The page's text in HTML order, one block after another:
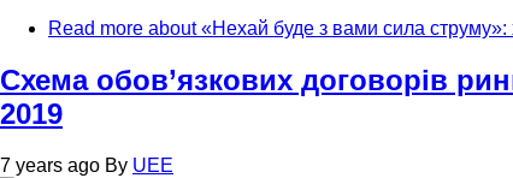
Read more about «Нехай буде з вами сила струму»:
Схема обов’язкових договорів
2019
7 years ago By UEE